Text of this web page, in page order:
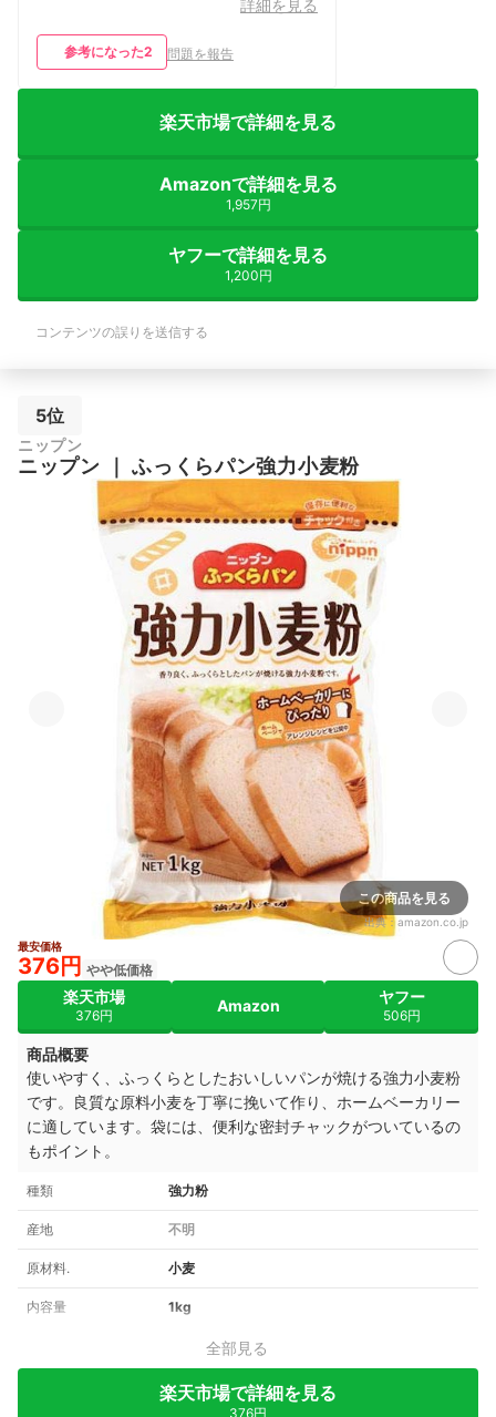
詳細を見る
参考になった2 問題を報告
楽天市場で詳細を見る
Amazonで詳細を見る
1,957円
ヤフーで詳細を見る
1,200円
コンテンツの誤りを送信する
5位
ニップン
ニップン ｜ふっくらパン強力小麦粉
この商品を見る
出典： amazon.co.jp
最安価格
376円 やや低価格
楽天市場
376円
Amazon ヤフー
506円
商品概要
使いやすく、ふっくらとしたおいしいパンが焼ける強力小麦粉
です。良質な原料小麦を丁寧に挽いて作り、ホームベーカリー
に適しています。袋には、便利な密封チャックがついているの
もポイント。
種類 強力粉
産地 不明
原材料. 小麦
内容量 1kg
全部見る
楽天市場で詳細を見る
376円